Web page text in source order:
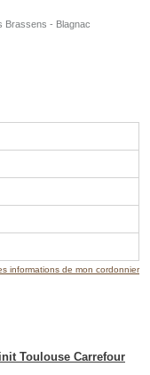
Brassens - Blagnac
informations de mon cordonnier
Toulouse Carrefour